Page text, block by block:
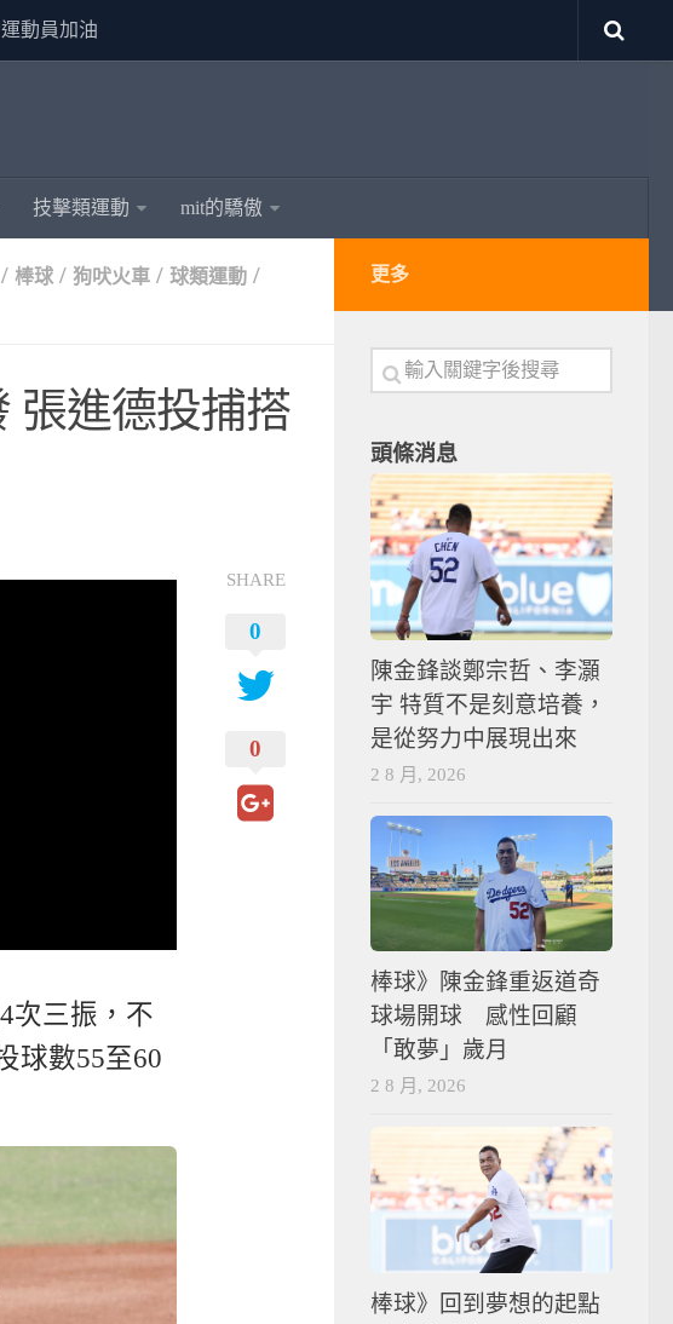
動員加油
技擊類運動 mit的驕傲
/ 棒球 / 狗吠火車 / 球類運動 /
張進德投捕搭
次三振，不
球數55至60
SHARE
0
0
更多
頭條消息
陳金鋒談鄭宗哲、李灝
宇 特質不是刻意培養，
是從努力中展現出來
2 8 月, 2026
棒球》陳金鋒重返道奇
球場開球 感性回顧
「敢夢」歲月
2 8 月, 2026
棒球》回到夢想的起點